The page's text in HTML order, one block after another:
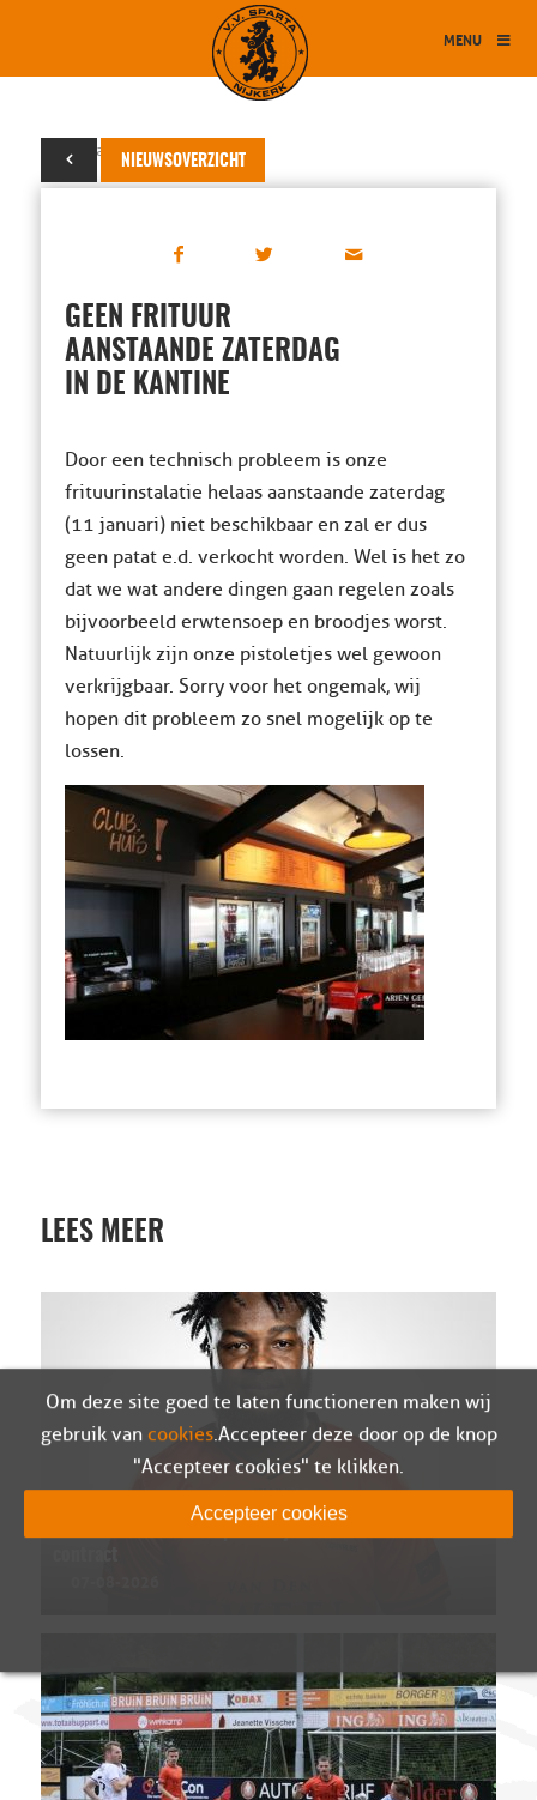
MENU
NIEUWSOVERZICHT
09 januari 2025
GEEN FRITUUR
AANSTAANDE ZATERDAG
IN DE KANTINE
Door een technisch probleem is onze
frituurinstalatie helaas aanstaande zaterdag
(11 januari) niet beschikbaar en zal er dus
geen patat e.d. verkocht worden. Wel is het zo
dat we wat andere dingen gaan regelen zoals
bijvoorbeeld erwtensoep en broodjes worst.
Natuurlijk zijn onze pistoletjes wel gewoon
verkrijgbaar. Sorry voor het ongemak, wij
hopen dit probleem zo snel mogelijk op te
lossen.
LEES MEER
Om deze site goed te laten functioneren maken wij
gebruik van cookies. Accepteer deze door op de knop
"Accepteer cookies" te klikken.
Accepteer cookies